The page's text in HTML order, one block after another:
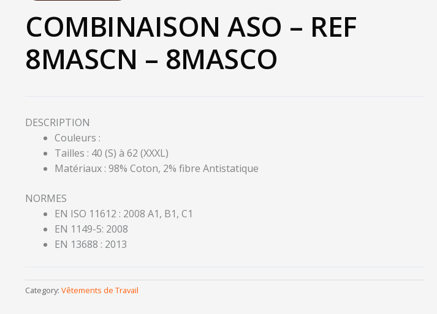
COMBINAISON ASO – REF
8MASCN – 8MASCO
DESCRIPTION
Couleurs :
Tailles : 40 (S) à 62 (XXXL)
Matériaux : 98% Coton, 2% fibre Antistatique
NORMES
EN ISO 11612 : 2008 A1, B1, C1
EN 1149-5: 2008
EN 13688 : 2013
Category: Vêtements de Travail